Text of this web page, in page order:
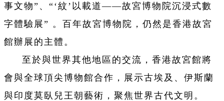
事文物”、“‘紋’以載道——故宮博物院沉浸式數
字體驗展” 。百年故宮博物院，仍然是香港故宮
館辦展的主體。
至於與世界其他地區的交流，香港故宮館將
會與全球頂尖博物館合作，展示古埃及、伊斯蘭
與印度莫臥兒王朝藝術，聚焦世界古代文明。